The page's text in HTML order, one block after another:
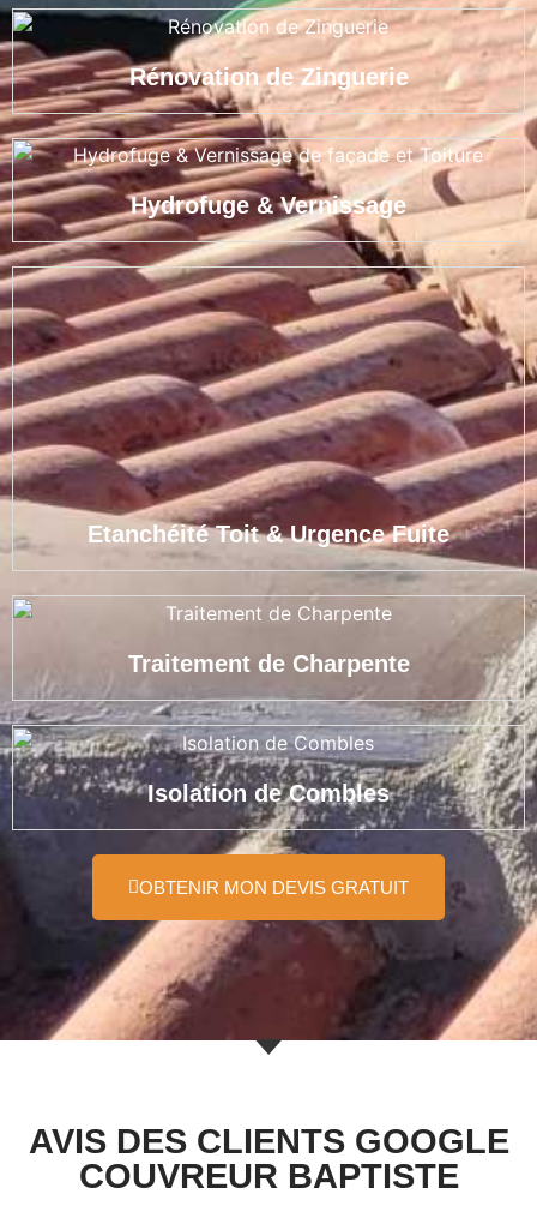
Rénovation de Zinguerie
Hydrofuge & Vernissage
Etanchéité Toit & Urgence Fuite
Traitement de Charpente
Isolation de Combles
OBTENIR MON DEVIS GRATUIT
AVIS DES CLIENTS GOOGLE
COUVREUR BAPTISTE